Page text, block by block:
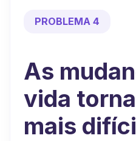
PROBLEMA 4
As
vida
mais